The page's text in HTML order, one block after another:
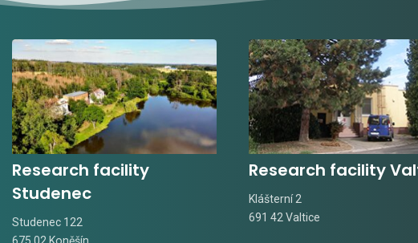
Research facility
Studenec
Studenec 122
675 02 Koněšín
Research facility
Klášterní 2
691 42 Valtice